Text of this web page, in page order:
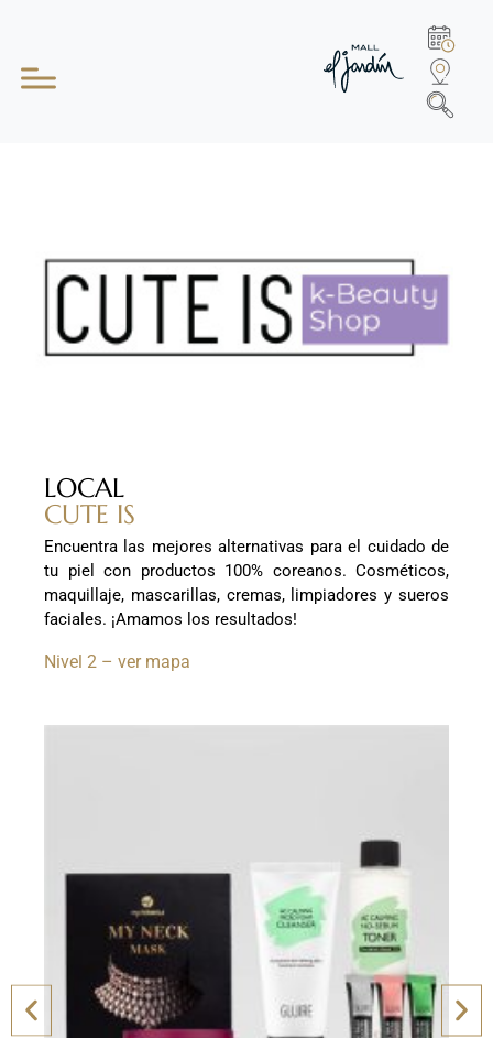
LOCAL
CUTE IS
Encuentra las mejores alternativas para el cuidado de
tu piel con productos 100% coreanos. Cosméticos,
maquillaje, mascarillas, cremas, limpiadores y sueros
faciales. ¡Amamos los resultados!
Nivel 2 – ver mapa